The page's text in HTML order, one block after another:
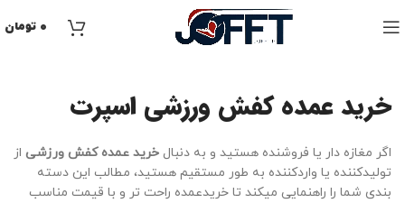
۰ تومان
خرید عمده کفش ورزشی اسپرت
اگر مغازه دار یا فروشنده هستید و به دنبال خرید عمده کفش ورزشی از
تولیدکننده یا واردکننده به طور مستقیم هستید، مطالب این دسته
بندی شما را راهنمایی میکند تا خریدعمده راحت تر و با قیمت مناسب